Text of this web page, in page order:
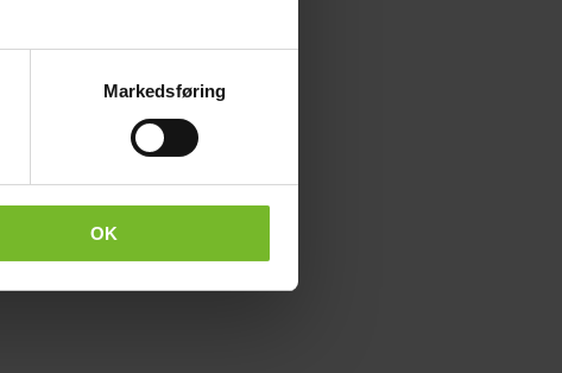
Markedsføring
OK